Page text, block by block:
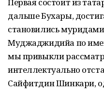
дальше Бухары,
становились
Муджаджидийа по
мы привыкли
интеллектуально
Сайфитдин Шинкари,